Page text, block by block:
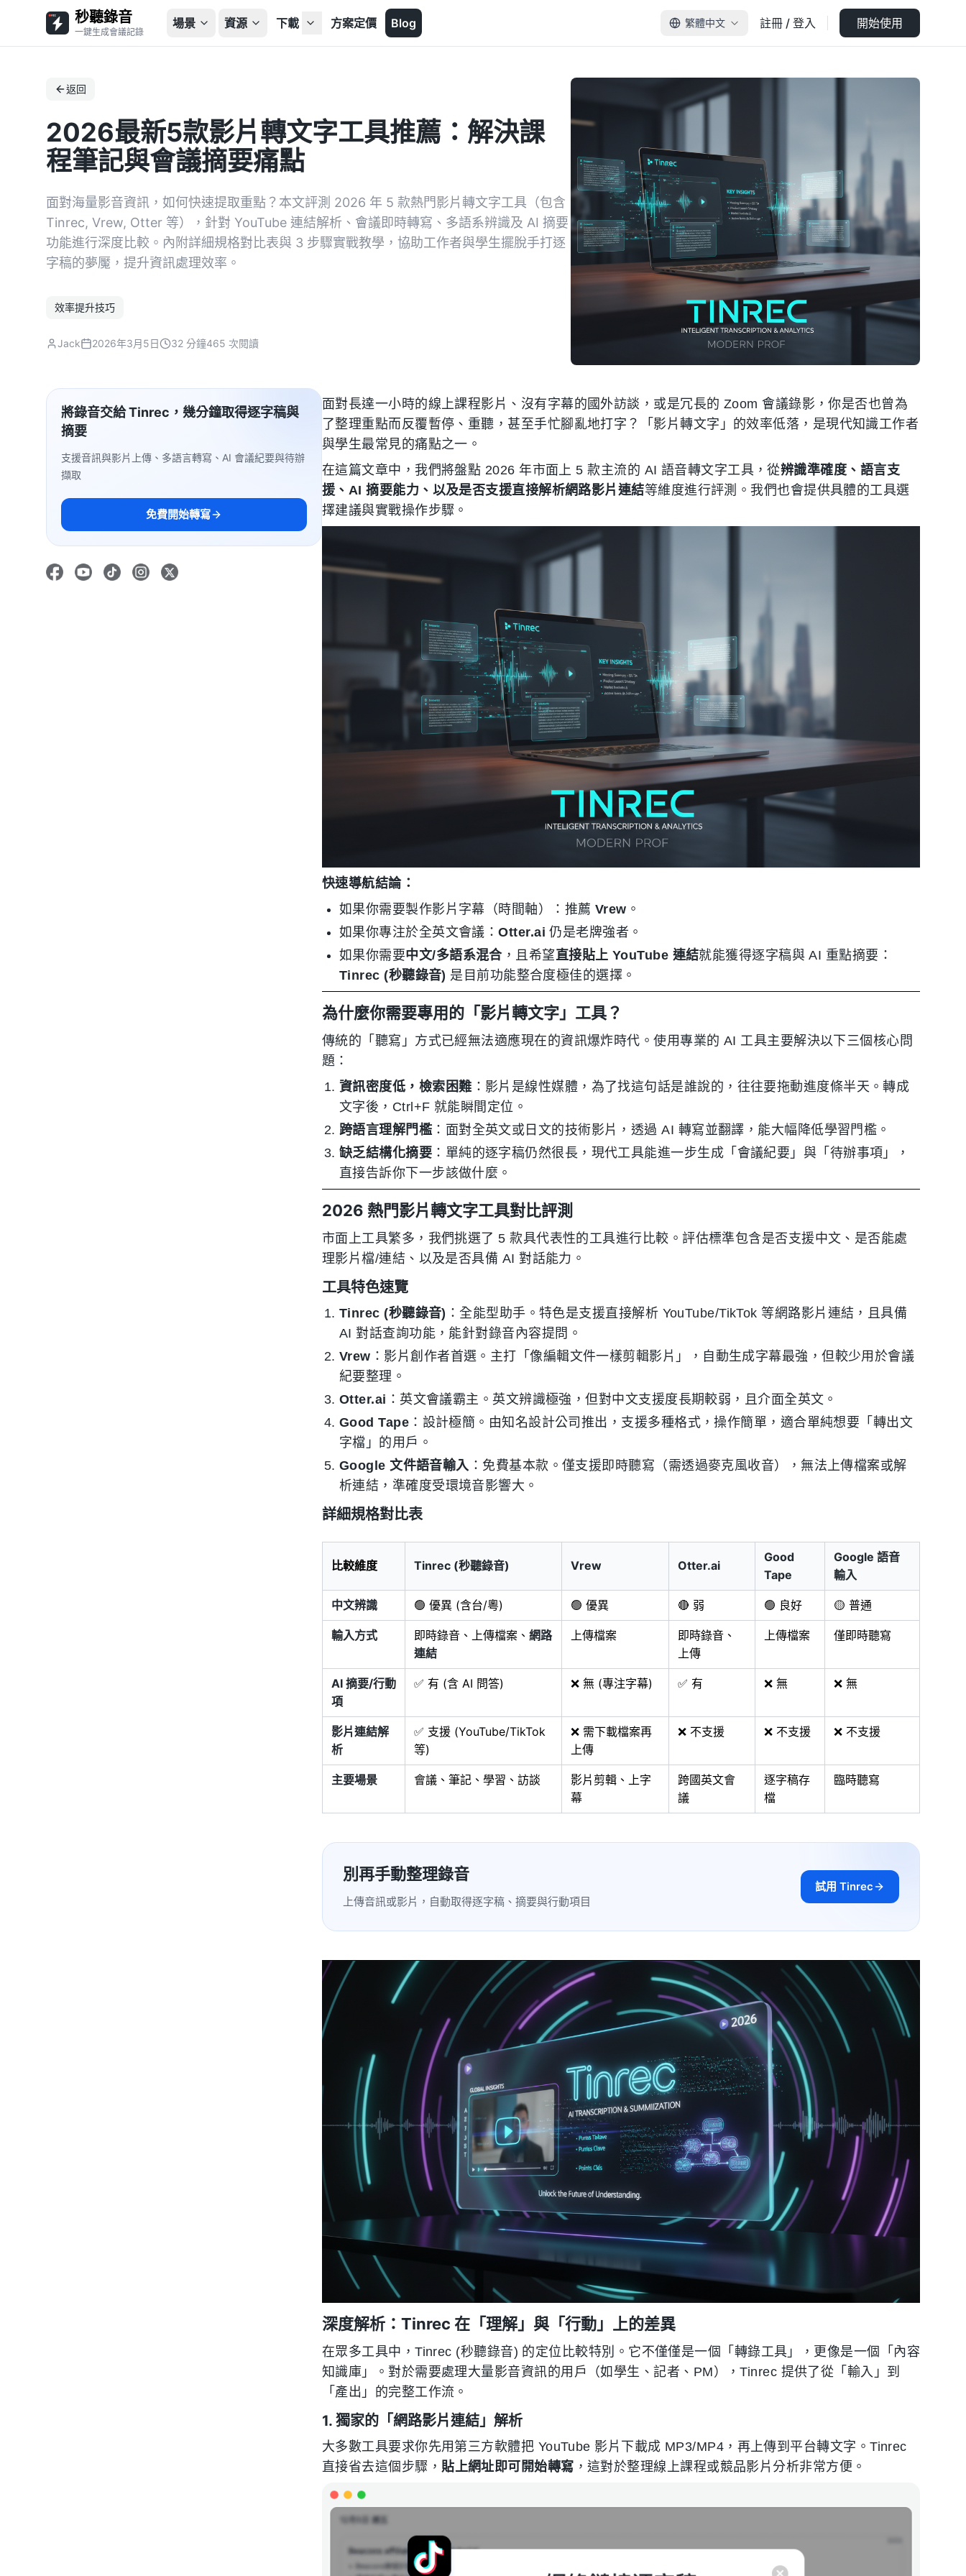
秒聽錄音
一鍵生成會議記錄
場景 資源 下載 方案定價 Blog 繁體中文 註冊 / 登入 開始使用
返回
2026最新5款影片轉文字工具推薦：解決課
程筆記與會議摘要痛點
面對海量影音資訊，如何快速提取重點？本文評測 2026 年 5 款熱門影片轉文字工具（包含
Tinrec, Vrew, Otter 等），針對 YouTube 連結解析、會議即時轉寫、多語系辨識及 AI 摘要
功能進行深度比較。內附詳細規格對比表與 3 步驟實戰教學，協助工作者與學生擺脫手打逐
字稿的夢魘，提升資訊處理效率。
效率提升技巧
Jack 2026年3月5日 32 分鐘465 次閱讀
將錄音交給 Tinrec，幾分鐘取得逐字稿與
摘要
支援音訊與影片上傳、多語言轉寫、AI 會議紀要與待辦
擷取
免費開始轉寫
面對長達一小時的線上課程影片、沒有字幕的國外訪談，或是冗長的 Zoom 會議錄影，你是否也曾為
了整理重點而反覆暫停、重聽，甚至手忙腳亂地打字？「影片轉文字」的效率低落，是現代知識工作者
與學生最常見的痛點之一。
在這篇文章中，我們將盤點 2026 年市面上 5 款主流的 AI 語音轉文字工具，從辨識準確度、語言支
援、AI 摘要能力、以及是否支援直接解析網路影片連結等維度進行評測。我們也會提供具體的工具選
擇建議與實戰操作步驟。
快速導航結論：
如果你需要製作影片字幕（時間軸）：推薦 Vrew 。
如果你專注於全英文會議：Otter.ai 仍是老牌強者。
如果你需要中文/多語系混合，且希望直接貼上 YouTube 連結就能獲得逐字稿與 AI 重點摘要：
Tinrec (秒聽錄音) 是目前功能整合度極佳的選擇。
為什麼你需要專用的「影片轉文字」工具？
傳統的「聽寫」方式已經無法適應現在的資訊爆炸時代。使用專業的 AI 工具主要解決以下三個核心問
題：
資訊密度低，檢索困難 ：影片是線性媒體，為了找這句話是誰說的，往往要拖動進度條半天。轉成
文字後，Ctrl+F 就能瞬間定位。
跨語言理解門檻 ：面對全英文或日文的技術影片，透過 AI 轉寫並翻譯，能大幅降低學習門檻。
缺乏結構化摘要 ：單純的逐字稿仍然很長，現代工具能進一步生成「會議紀要」與「待辦事項」，
直接告訴你下一步該做什麼。
2026 熱門影片轉文字工具對比評測
市面上工具繁多，我們挑選了 5 款具代表性的工具進行比較。評估標準包含是否支援中文、是否能處
理影片檔/連結、以及是否具備 AI 對話能力。
工具特色速覽
Tinrec (秒聽錄音) ：全能型助手。特色是支援直接解析 YouTube/TikTok 等網路影片連結，且具備
AI 對話查詢功能，能針對錄音內容提問。
Vrew ：影片創作者首選。主打「像編輯文件一樣剪輯影片」，自動生成字幕最強，但較少用於會議
紀要整理。
Otter.ai ：英文會議霸主。英文辨識極強，但對中文支援度長期較弱，且介面全英文。
Good Tape ：設計極簡。由知名設計公司推出，支援多種格式，操作簡單，適合單純想要「轉出文
字檔」的用戶。
Google 文件語音輸入 ：免費基本款。僅支援即時聽寫（需透過麥克風收音），無法上傳檔案或解
析連結，準確度受環境音影響大。
詳細規格對比表
比較維度 Tinrec (秒聽錄音) Vrew Otter.ai
Good
Tape
Google 語音
輸入
中文辨識 🟢 優異 (含台/粵) 🟢 優異 🔴 弱 🟢 良好 🟡 普通
輸入方式 即時錄音、上傳檔案、 網路
連結
上傳檔案
即時錄音、
上傳
上傳檔案 僅即時聽寫
AI 摘要/行動
項
✅ 有 (含 AI 問答) ❌ 無 (專注字幕) ✅ 有 ❌ 無 ❌ 無
影片連結解
析
✅ 支援 (YouTube/TikTok
等)
❌ 需下載檔案再
上傳
❌ 不支援 ❌ 不支援 ❌ 不支援
主要場景 會議、筆記、學習、訪談
影片剪輯、上字
幕
跨國英文會
議
逐字稿存
檔
臨時聽寫
別再手動整理錄音
上傳音訊或影片，自動取得逐字稿、摘要與行動項目
試用 Tinrec
深度解析：Tinrec 在「理解」與「行動」上的差異
在眾多工具中，Tinrec (秒聽錄音) 的定位比較特別。它不僅僅是一個「轉錄工具」，更像是一個「內容
知識庫」。對於需要處理大量影音資訊的用戶（如學生、記者、PM），Tinrec 提供了從「輸入」到
「產出」的完整工作流。
1. 獨家的「網路影片連結」解析
大多數工具要求你先用第三方軟體把 YouTube 影片下載成 MP3/MP4，再上傳到平台轉文字。Tinrec
直接省去這個步驟， 貼上網址即可開始轉寫 ，這對於整理線上課程或競品影片分析非常方便。